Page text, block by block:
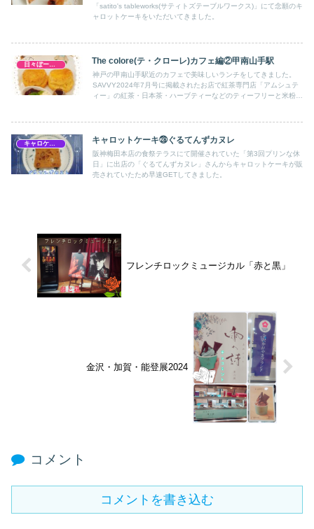
「satito's tableworks(サティトズテーブルワークス)」にて念願のキ
ャロットケーキをいただいてきました。
日々ぼーのぼーの The colore(テ・クローレ)カフェ編②甲南山手駅
神戸の甲南山手駅近のカフェで美味しいランチをしてきました。
SAVVY2024年7月号に掲載されたお店で紅茶専門店「アムシュテ
ィー」の紅茶・日本茶・ハーブティーなどのティーフリーと米粉ガ
キャロケ大阪梅田 キャロットケーキ㉘ぐるてんずカヌレ
阪神梅田本店の食祭テラスにて開催されていた「第3回プリンな休
日」に出店の「ぐるてんずカヌレ」さんからキャロットケーキが販
売されていたため早速GETしてきました。
フレンチロックミュージカル「赤と黒」
金沢・加賀・能登展2024
コメント
コメントを書き込む